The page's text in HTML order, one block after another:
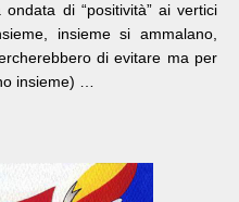
di “positività” ai vertici
insieme si ammalano,
di evitare ma per
insieme) …